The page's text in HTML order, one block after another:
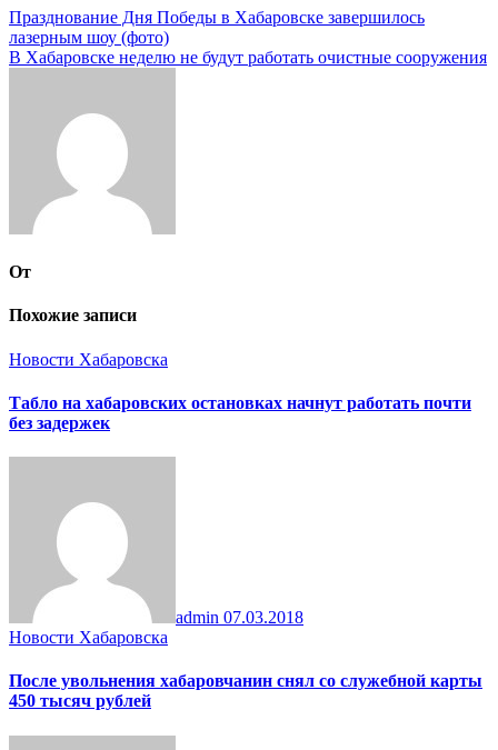
Навигация
по
Празднование Дня Победы в Хабаровске завершилось
лазерным шоу (фото)
В Хабаровске неделю не будут работать очистные сооружения
От
Похожие записи
Новости Хабаровска
Табло на хабаровских остановках начнут работать почти
без задержек
admin 07.03.2018
Новости Хабаровска
После увольнения хабаровчанин снял со служебной карты
450 тысяч рублей